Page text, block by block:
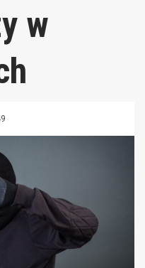
w